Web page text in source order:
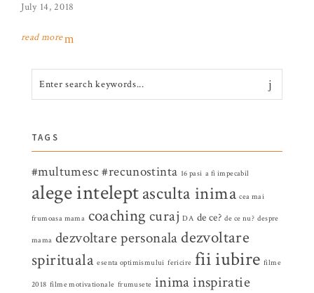
July 14, 2018
read more
TAGS
#multumesc #recunostinta 16 pasi a fi impecabil
alege inteleptasculta inima cea mai
frumoasa mama coaching curaj DA de ce? de ce nu? despre
mama dezvoltare personala dezvoltare
spirituala esenta optimismului fericire fii iubire filme
2018 filme motivationale frumusete inimainspiratie